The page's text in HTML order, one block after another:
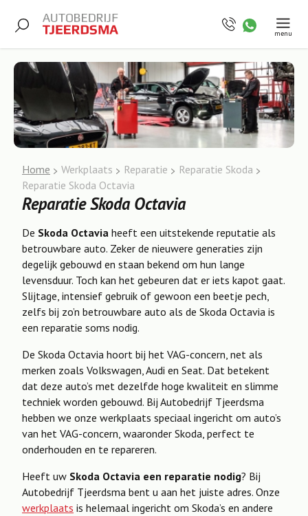
menu
Home Werkplaats Reparatie
Reparatie Skoda
Reparatie Skoda Octavia
Reparatie Skoda Octavia
De Skoda Octavia heeft een uitstekende reputatie als
betrouwbare auto. Zeker de nieuwere generaties zijn
degelijk gebouwd en staan bekend om hun lange
levensduur. Toch kan het gebeuren dat er iets kapot gaat.
Slijtage, intensief gebruik of gewoon een beetje pech,
zelfs bij zo’n betrouwbare auto als de Skoda Octavia is
een reparatie soms nodig.
De Skoda Octavia hoort bij het VAG-concern, net als
merken zoals Volkswagen, Audi en Seat. Dat betekent
dat deze auto’s met dezelfde hoge kwaliteit en slimme
techniek worden gebouwd. Bij Autobedrijf Tjeerdsma
hebben we onze werkplaats speciaal ingericht om auto’s
van het VAG-concern, waaronder Skoda, perfect te
onderhouden en te repareren.
Heeft uw Skoda Octavia een reparatie nodig? Bij
Autobedrijf Tjeerdsma bent u aan het juiste adres. Onze
werkplaats is helemaal ingericht om Skoda’s en andere